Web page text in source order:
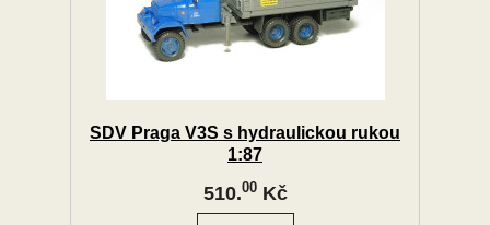
SDV Praga V3S s hydraulickou rukou
1:87
510.00Kč